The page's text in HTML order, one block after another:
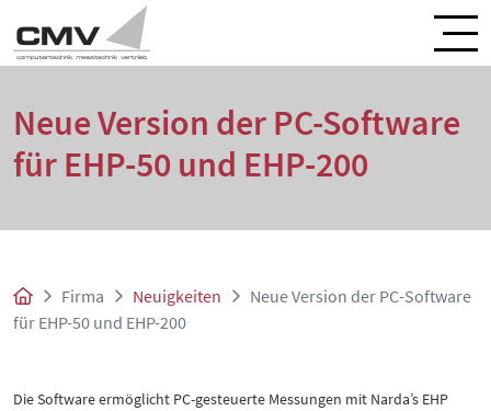
Neue Version der PC-Software
für EHP-50 und EHP-200
Firma Neuigkeiten
Neue Version der PC-Software
für EHP-50 und EHP-200
Die Software ermöglicht PC-gesteuerte Messungen mit Narda’s EHP